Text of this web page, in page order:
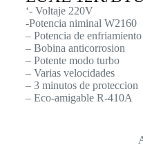
‘- Voltaje 220V
-Potencia niminal W2160
– Potencia de
– Bobina anticorrosion
– Potente modo turbo
– Varias velocidades
– 3 minutos de proteccion
– Eco-amigable R-410A